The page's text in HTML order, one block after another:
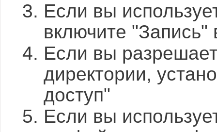
Если вы
включите "Запись"
Если вы
директории,
доступ"
Если вы